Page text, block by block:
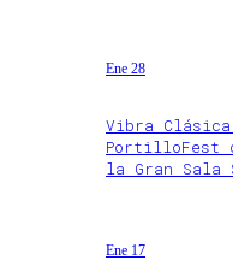
Ene 28
Vibra
PortilloFest
la Gran Sala
Ene 17